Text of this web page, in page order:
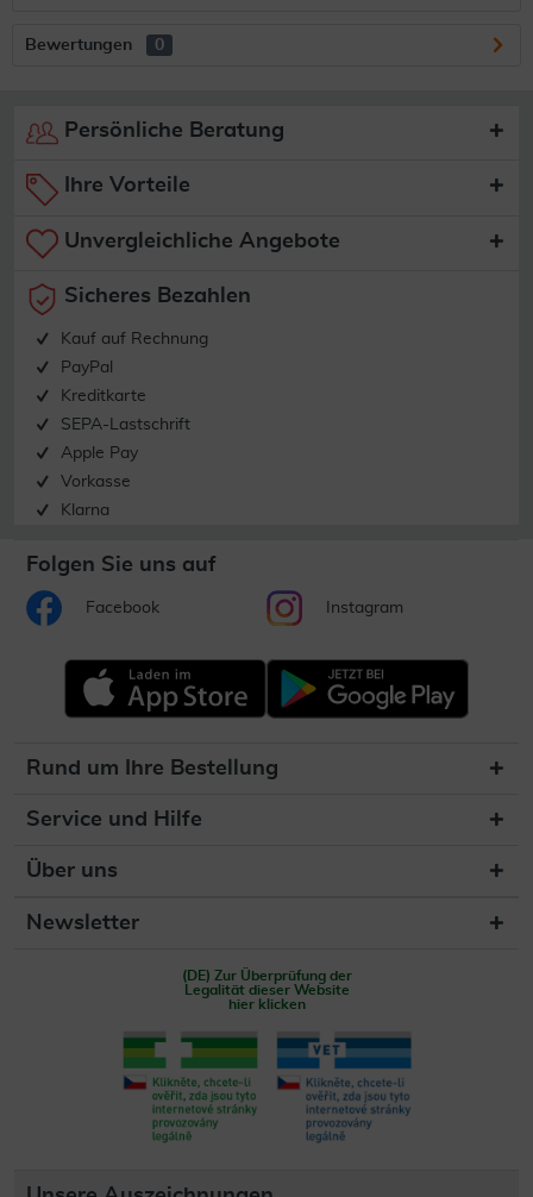
Bewertungen 0
Persönliche Beratung
Ihre Vorteile
Unvergleichliche Angebote
Sicheres Bezahlen
Kauf auf Rechnung
PayPal
Kreditkarte
SEPA-Lastschrift
Apple Pay
Vorkasse
Klarna
Folgen Sie uns auf
Facebook Instagram
Rund um Ihre Bestellung
Service und Hilfe
Über uns
Newsletter
(DE) Zur Überprüfung der
Legalität dieser Website
hier klicken